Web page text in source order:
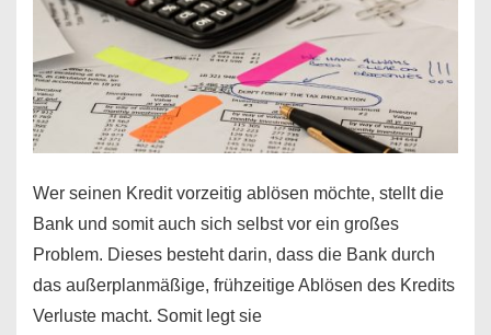
Wer seinen Kredit vorzeitig ablösen möchte, stellt die
Bank und somit auch sich selbst vor ein großes
Problem. Dieses besteht darin, dass die Bank durch
das außerplanmäßige, frühzeitige Ablösen des Kredits
Verluste macht. Somit legt sie